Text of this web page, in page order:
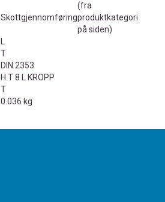
Skottgjennomføring
(fra
produktkategori
på siden)
T
DIN 2353
H T 8 L KROPP
T
0.036 kg